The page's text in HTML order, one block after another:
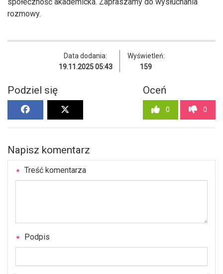
rozmowy.
Data dodania:
19.11.2025 05:43
Wyświetleń:
159
Podziel się Oceń
0 0
Napisz komentarz
Treść komentarza
Podpis